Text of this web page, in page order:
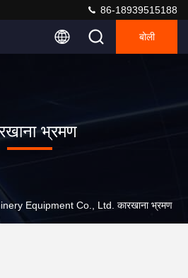
86-18939515188
बोली
भ्रमण
Equipment Co., Ltd. कारखाना भ्रमण